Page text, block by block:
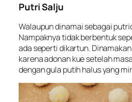
Putri Salju
Walaupun dinamai sebagai
Nampaknya tidak berbentuk
ada seperti dikartun.
karena adonan kue setelah
dengan gula putih halus yang